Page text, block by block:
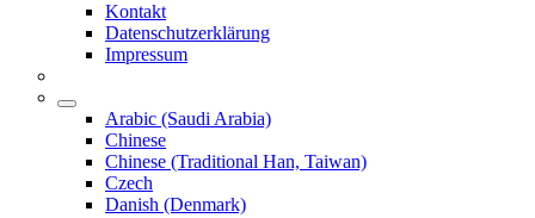
Kontakt
Datenschutzerklärung
Impressum
Arabic (Saudi Arabia)
Chinese
Chinese (Traditional Han, Taiwan)
Czech
Danish (Denmark)